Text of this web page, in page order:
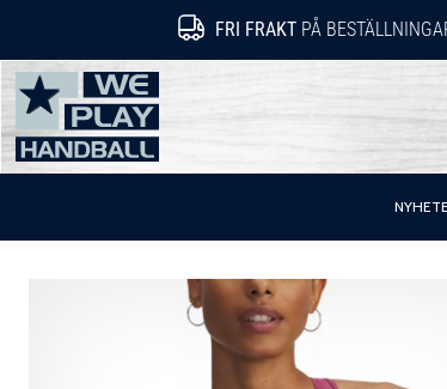
FRI FRAKTPÅ
WePlayHandball.se